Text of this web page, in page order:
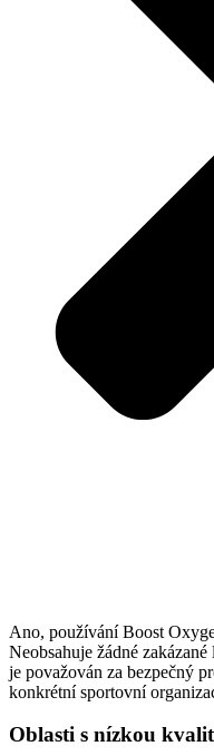
Ano, používání Boost
Neobsahuje žádné
je považován za bezpečný
konkrétní sportovní
Oblasti s nízkou